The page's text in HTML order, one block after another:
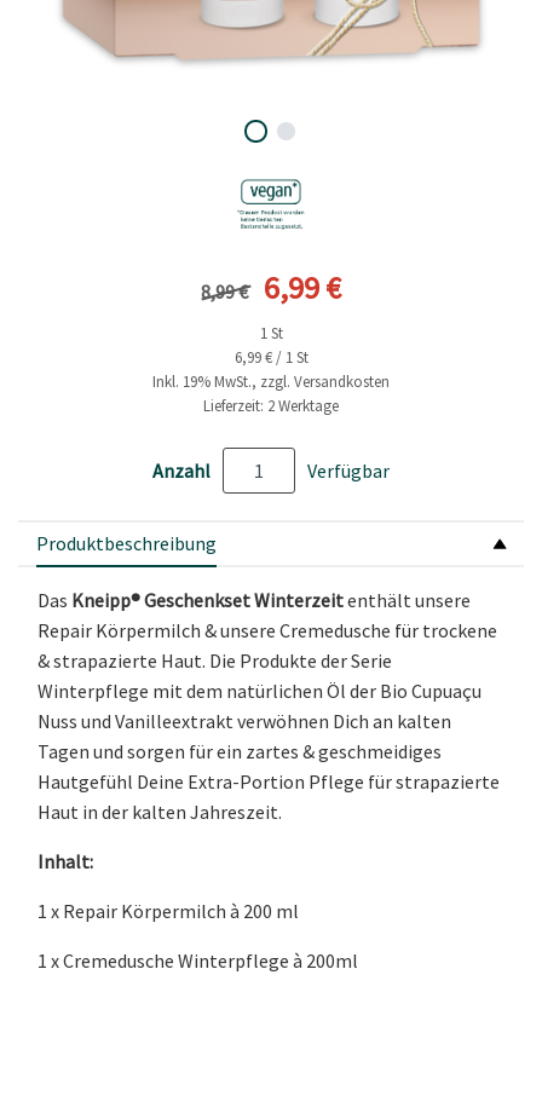
Vorheriger Preis
8,99 € Aktueller Preis
6,99 €
1 St
6,99 € / 1 St
Inkl. 19% MwSt., zzgl. Versandkosten
Lieferzeit: 2 Werktage
Anzahl Verfügbar
Produktbeschreibung
Das Kneipp® Geschenkset Winterzeitenthält unsere
Repair Körpermilch & unsere Cremedusche für trockene
& strapazierte Haut. Die Produkte der Serie
Winterpflege mit dem natürlichen Öl der Bio Cupuaçu
Nuss und Vanilleextrakt verwöhnen Dich an kalten
Tagen und sorgen für ein zartes & geschmeidiges
Hautgefühl Deine Extra-Portion Pflege für strapazierte
Haut in der kalten Jahreszeit.
Inhalt:
1 x Repair Körpermilch à 200 ml
1 x Cremedusche Winterpflege à 200ml